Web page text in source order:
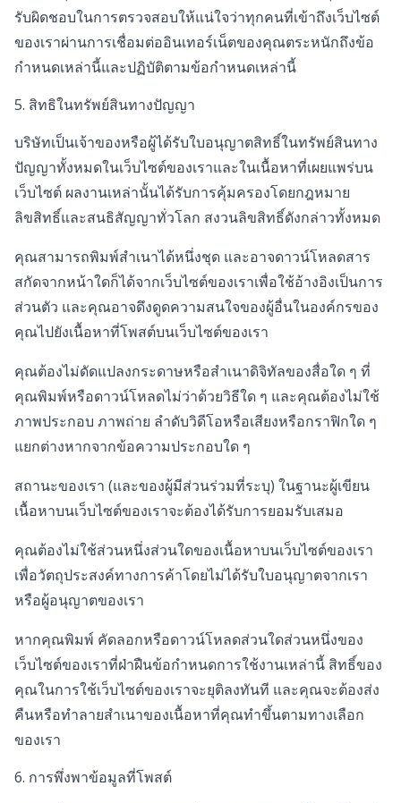
รับผิดชอบในการตรวจสอบให้แน่ใจว่าทุกคนที่เข้าถึงเว็บไซต์
ของเราผ่านการเชื่อมต่ออินเทอร์เน็ตของคุณตระหนักถึงข้อ
กำหนดเหล่านี้และปฏิบัติตามข้อกำหนดเหล่านี้
5. สิทธิในทรัพย์สินทางปัญญา
บริษัทเป็นเจ้าของหรือผู้ได้รับใบอนุญาตสิทธิ์ในทรัพย์สินทาง
ปัญญาทั้งหมดในเว็บไซต์ของเราและในเนื้อหาที่เผยแพร่บน
เว็บไซต์ ผลงานเหล่านั้นได้รับการคุ้มครองโดยกฎหมาย
ลิขสิทธิ์และสนธิสัญญาทั่วโลก สงวนลิขสิทธิ์ดังกล่าวทั้งหมด
คุณสามารถพิมพ์สำเนาได้หนึ่งชุด และอาจดาวน์โหลดสาร
สกัดจากหน้าใดก็ได้จากเว็บไซต์ของเราเพื่อใช้อ้างอิงเป็นการ
ส่วนตัว และคุณอาจดึงดูดความสนใจของผู้อื่นในองค์กรของ
คุณไปยังเนื้อหาที่โพสต์บนเว็บไซต์ของเรา
คุณต้องไม่ดัดแปลงกระดาษหรือสำเนาดิจิทัลของสื่อใด ๆ ที่
คุณพิมพ์หรือดาวน์โหลดไม่ว่าด้วยวิธีใด ๆ และคุณต้องไม่ใช้
ภาพประกอบ ภาพถ่าย ลำดับวิดีโอหรือเสียงหรือกราฟิกใด ๆ
แยกต่างหากจากข้อความประกอบใด ๆ
สถานะของเรา (และของผู้มีส่วนร่วมที่ระบุ) ในฐานะผู้เขียน
เนื้อหาบนเว็บไซต์ของเราจะต้องได้รับการยอมรับเสมอ
คุณต้องไม่ใช้ส่วนหนึ่งส่วนใดของเนื้อหาบนเว็บไซต์ของเรา
เพื่อวัตถุประสงค์ทางการค้าโดยไม่ได้รับใบอนุญาตจากเรา
หรือผู้อนุญาตของเรา
หากคุณพิมพ์ คัดลอกหรือดาวน์โหลดส่วนใดส่วนหนึ่งของ
เว็บไซต์ของเราที่ฝ่าฝืนข้อกำหนดการใช้งานเหล่านี้ สิทธิ์ของ
คุณในการใช้เว็บไซต์ของเราจะยุติลงทันที และคุณจะต้องส่ง
คืนหรือทำลายสำเนาของเนื้อหาที่คุณทำขึ้นตามทางเลือก
ของเรา
6. การพึ่งพาข้อมูลที่โพสต์